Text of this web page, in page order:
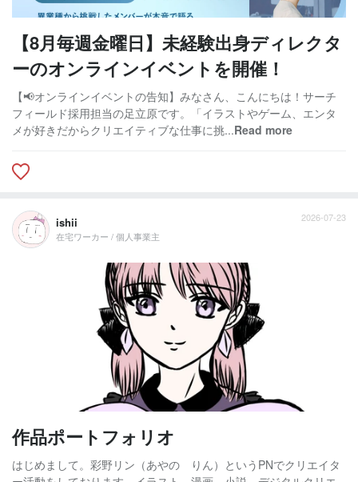
【8月毎週金曜日】未経験出身ディレクタ
ーのオンラインイベントを開催！
【📢オンラインイベントの告知】みなさん、こんにちは！サーチ
フィールド採用担当の足立原です。「イラストやゲーム、エンタ
メが好きだからクリエイティブな仕事に挑...Read more
ishii
在宅ワーカー / 個人事業主
2026-07-23
作品ポートフォリオ
はじめまして。彩野リン（あやの りん）というPNでクリエイタ